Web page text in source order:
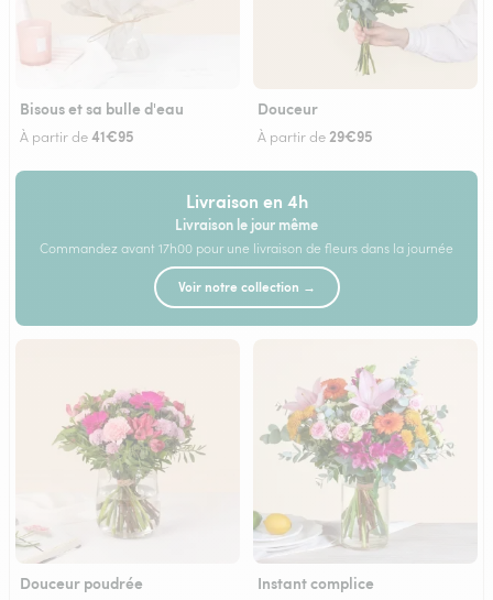
Bisous et sa bulle d'eau
À partir de41€95
Douceur
À partir de29€95
Livraison en 4h
Livraison le jour même
Commandez avant 17h00 pour une livraison de fleurs dans la journée
Voir notre collection →
Douceur poudrée Instant complice